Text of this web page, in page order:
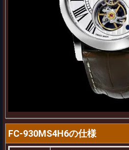
FC-930MS4H6の仕様